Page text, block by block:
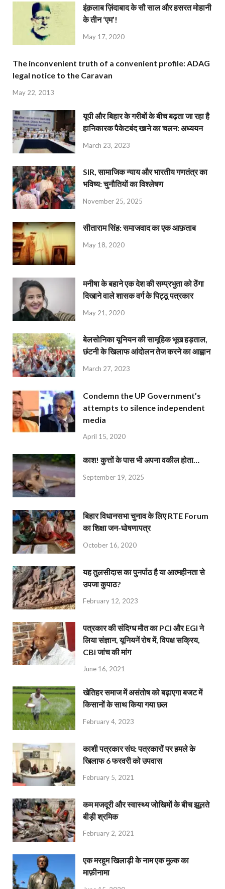
इंक़लाब ज़िंदाबाद के सौ साल और हसरत मोहानी
के तीन ‘एम’!
May 17, 2020
The inconvenient truth of a convenient profile: ADAG
legal notice to the Caravan
May 22, 2013
यूपी और बिहार के गरीबों के बीच बढ़ता जा रहा है
हानिकारक पैकेटबंद खाने का चलन: अध्ययन
March 23, 2023
SIR, सामाजिक न्याय और भारतीय गणतंत्र का
भविष्य: चुनौतियों का विश्लेषण
November 25, 2025
सीताराम सिंह: समाजवाद का एक आफ़ताब
May 18, 2020
मनीषा के बहाने एक देश की सम्प्रभुता को ठेंगा
दिखाने वाले शासक वर्ग के पिट्ठू पत्रकार
May 21, 2020
बेलसोनिका यूनियन की सामूहिक भूख हड़ताल,
छंटनी के खिलाफ आंदोलन तेज करने का आह्वान
March 27, 2023
Condemn the UP Government’s
attempts to silence independent
media
April 15, 2020
काश! कुत्तों के पास भी अपना वकील होता…
September 19, 2025
बिहार विधानसभा चुनाव के लिए RTE Forum
का शिक्षा जन-घोषणापत्र
October 16, 2020
यह तुलसीदास का पुनर्पाठ है या आत्महीनता से
उपजा कुपाठ?
February 12, 2023
पत्रकार की संदिग्ध मौत का PCI और EGI ने
लिया संज्ञान, यूनियनें रोष में, विपक्ष सक्रिय,
CBI जांच की मांग
June 16, 2021
खेतिहर समाज में असंतोष को बढ़ाएगा बजट में
किसानों के साथ किया गया छल
February 4, 2023
काशी पत्रकार संघ: पत्रकारों पर हमले के
खिलाफ 6 फरवरी को उपवास
February 5, 2021
कम मजदूरी और स्वास्थ्य जोखिमों के बीच झूलते
बीड़ी श्रमिक
February 2, 2021
एक मरहूम खिलाड़ी के नाम एक मुल्क का
माफ़ीनामा